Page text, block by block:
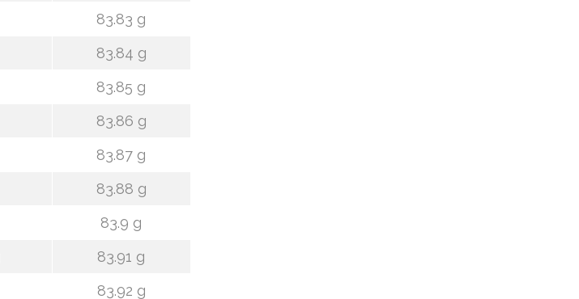
83.83 g
83.84 g
83.85 g
83.86 g
83.87 g
83.88 g
83.9 g
83.91 g
83.92 g